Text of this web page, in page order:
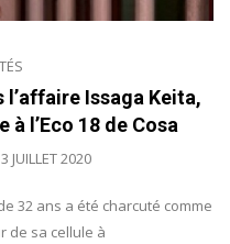
l’affaire Issaga Keita,
l’Eco 18 de Cosa
3 JUILLET 2020
32 ans a été charcuté comme
de sa cellule à